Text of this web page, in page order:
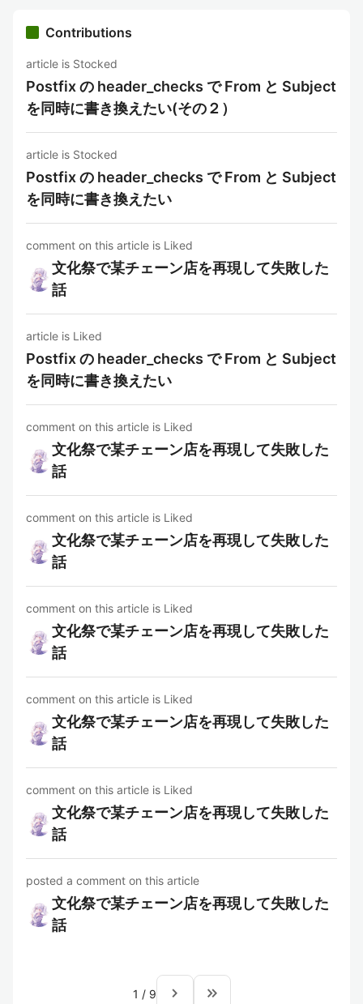
Contributions
article is Stocked
Postfix の header_checks で From と Subject
を同時に書き換えたい(その２）
article is Stocked
Postfix の header_checks で From と Subject
を同時に書き換えたい
comment on this article is Liked
文化祭で某チェーン店を再現して失敗した
話
article is Liked
Postfix の header_checks で From と Subject
を同時に書き換えたい
comment on this article is Liked
文化祭で某チェーン店を再現して失敗した
話
comment on this article is Liked
文化祭で某チェーン店を再現して失敗した
話
comment on this article is Liked
文化祭で某チェーン店を再現して失敗した
話
comment on this article is Liked
文化祭で某チェーン店を再現して失敗した
話
comment on this article is Liked
文化祭で某チェーン店を再現して失敗した
話
posted a comment on this article
文化祭で某チェーン店を再現して失敗した
話
1 / 9 navigate_next keyboard_double_arrow_right